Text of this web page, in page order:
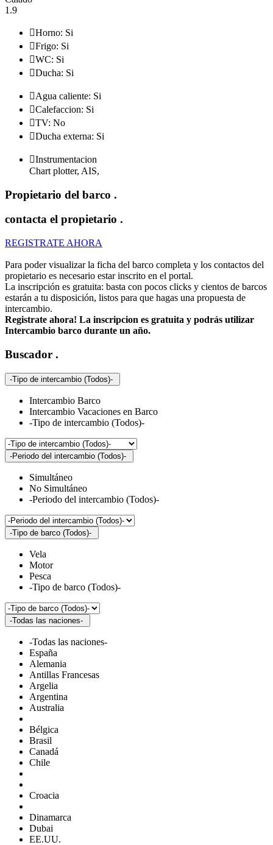
1.9
Horno: Si
Frigo: Si
WC: Si
Ducha: Si
Agua caliente: Si
Calefaccion: Si
TV: No
Ducha externa: Si
Instrumentacion
Chart plotter, AIS,
Propietario del barco .
contacta el propietario .
REGISTRATE AHORA
Para poder visualizar la ficha del barco completa y los contactos del
propietario es necesario estar inscrito en el portal.
La inscripción es gratuita: basta con pocos clicks y cientos de barcos
estarán a tu disposición, listos para que hagas una propuesta de
intercambio.
Registrate ahora! La inscripcion es gratuita y podrás utilizar
Intercambio barco durante un año.
Buscador .
-Tipo de intercambio (Todos)-
Intercambio Barco
Intercambio Vacaciones en Barco
-Tipo de intercambio (Todos)-
-Periodo del intercambio (Todos)-
Simultáneo
No Simultáneo
-Periodo del intercambio (Todos)-
-Tipo de barco (Todos)-
Vela
Motor
Pesca
-Tipo de barco (Todos)-
-Todas las naciones-
-Todas las naciones-
España
Alemania
Antillas Francesas
Argelia
Argentina
Australia
Bélgica
Brasil
Canadá
Chile
Croacia
Dinamarca
Dubai
EE.UU.